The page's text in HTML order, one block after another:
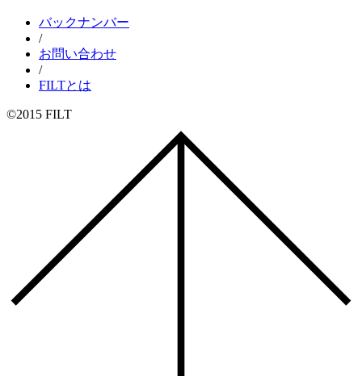
バックナンバー
/
お問い合わせ
/
FILTとは
©2015 FILT